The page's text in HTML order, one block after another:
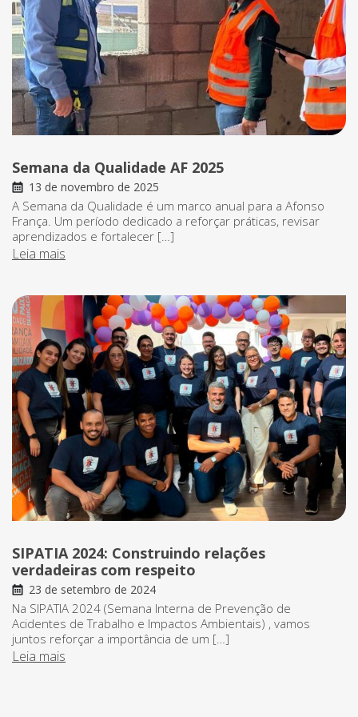
Semana da Qualidade AF 2025
13 de novembro de 2025
A Semana da Qualidade é um marco anual para a Afonso
França. Um período dedicado a reforçar práticas, revisar
aprendizados e fortalecer […]
Leia mais
SIPATIA 2024: Construindo relações
verdadeiras com respeito
23 de setembro de 2024
Na SIPATIA 2024 (Semana Interna de Prevenção de
Acidentes de Trabalho e Impactos Ambientais) , vamos
juntos reforçar a importância de um […]
Leia mais